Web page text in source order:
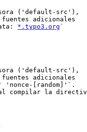
('default-src'),
adicionales
*.typo3.org `
('default-src'),
adicionales
'nonce-[random]'`.
compilar la